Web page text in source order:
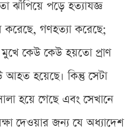
ঝাঁপিয়ে পড়ে হত্যাযজ্ঞ
করেছে, গণহত্যা করেছে;
কেউ কেউ হয়তো প্রাণ
আহত হয়েছে। কিন্তু সেটা
হয়ে গেছে এবং সেখানে
দেওয়ার জন্য যে অধ্যাদেশ